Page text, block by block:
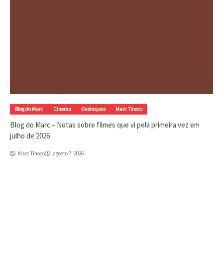
Blog do Marc Cinema Destaques Marc Tinoco
Blog do Marc – Notas sobre filmes que vi pela primeira vez em
julho de 2026
Marc Tinoco agosto 7, 2026